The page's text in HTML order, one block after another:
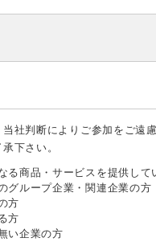
社判断によりご参加をご遠
下さい。
る商品・サービスを提供して
グループ企業・関連企業の方
方
方
い企業の方